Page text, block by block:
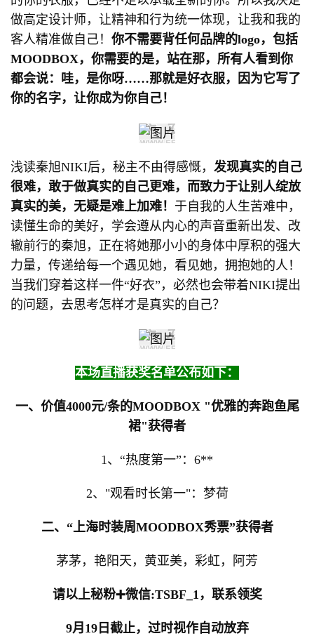
做高定设计师，让精神和行为统一体现，让我和我的
客人精准做自己！ 你不需要背任何品牌的logo，包括
MOODBOX，你需要的是，站在那，所有人看到你
都会说：哇，是你呀……那就是好衣服，因为它写了
你的名字，让你成为你自己！
浅读秦旭NIKI后，秘主不由得感慨， 发现真实的自己
很难，敢于做真实的自己更难，而致力于让别人绽放
真实的美，无疑是难上加难！ 于自我的人生苦难中，
读懂生命的美好，学会遵从内心的声音重新出发、改
辙前行的秦旭，正在将她那小小的身体中厚积的强大
力量，传递给每一个遇见她，看见她，拥抱她的人！
当我们穿着这样一件“好衣”，必然也会带着NIKI提出
的问题，去思考怎样才是真实的自己？
本场直播获奖名单公布如下：
一、价值4000元/条的MOODBOX "优雅的奔跑鱼尾
裙"获得者
1、“热度第一”：6**
2、"观看时长第一"：梦荷
二、“上海时装周MOODBOX秀票”获得者
茅茅，艳阳天，黄亚美，彩虹，阿芳
请以上秘粉➕微信:TSBF_1，联系领奖
9月19日截止， 过时视作自动放弃